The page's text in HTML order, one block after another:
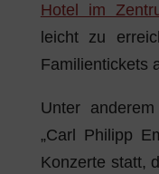
Hotel im
leicht zu
Familientickets
Unter
„Carl Philipp
Konzerte statt,